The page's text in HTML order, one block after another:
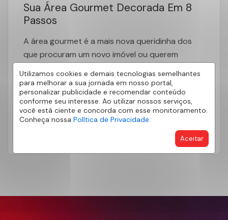
Utilizamos cookies e demais tecnologias semelhantes
para melhorar a sua jornada em nosso portal,
personalizar publicidade e recomendar conteúdo
conforme seu interesse. Ao utilizar nossos serviços,
você está ciente e concorda com esse monitoramento.
Conheça nossa Política de Privacidade.
Aceitar
Sua Área Gourmet Decorada Em 8
Passos
A área gourmet é a mais nova queridinha dos
que procuram um novo imóvel ou querem